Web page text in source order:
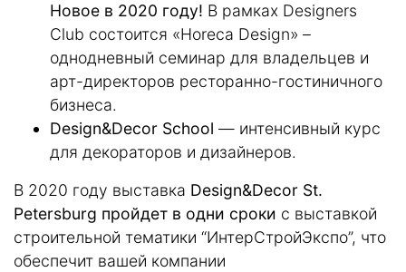
Новое в 2020 году! В рамках Designers
Club состоится «Horeca Design» –
однодневный семинар для владельцев и
арт-директоров ресторанно-гостиничного
бизнеса.
Design&Decor School — интенсивный курс
для декораторов и дизайнеров.
В 2020 году выставка Design&Decor St.
Petersburg пройдет в одни сроки с выставкой
строительной тематики “ИнтерСтройЭкспо”, что
обеспечит вашей компании